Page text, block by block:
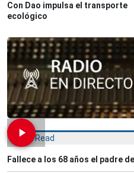
Con Dao impulsa el transporte
ecológico
Most Read
Fallece a los 68 años el padre